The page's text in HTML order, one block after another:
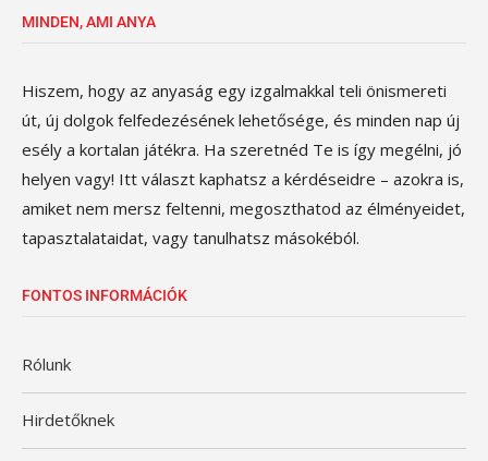
MINDEN, AMI ANYA
Hiszem, hogy az anyaság egy izgalmakkal teli önismereti
út, új dolgok felfedezésének lehetősége, és minden nap új
esély a kortalan játékra. Ha szeretnéd Te is így megélni, jó
helyen vagy! Itt választ kaphatsz a kérdéseidre – azokra is,
amiket nem mersz feltenni, megoszthatod az élményeidet,
tapasztalataidat, vagy tanulhatsz másokéból.
FONTOS INFORMÁCIÓK
Rólunk
Hirdetőknek